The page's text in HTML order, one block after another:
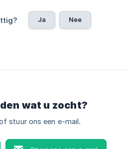
Ja Nee
wat u zocht?
stuur ons een e-mail.